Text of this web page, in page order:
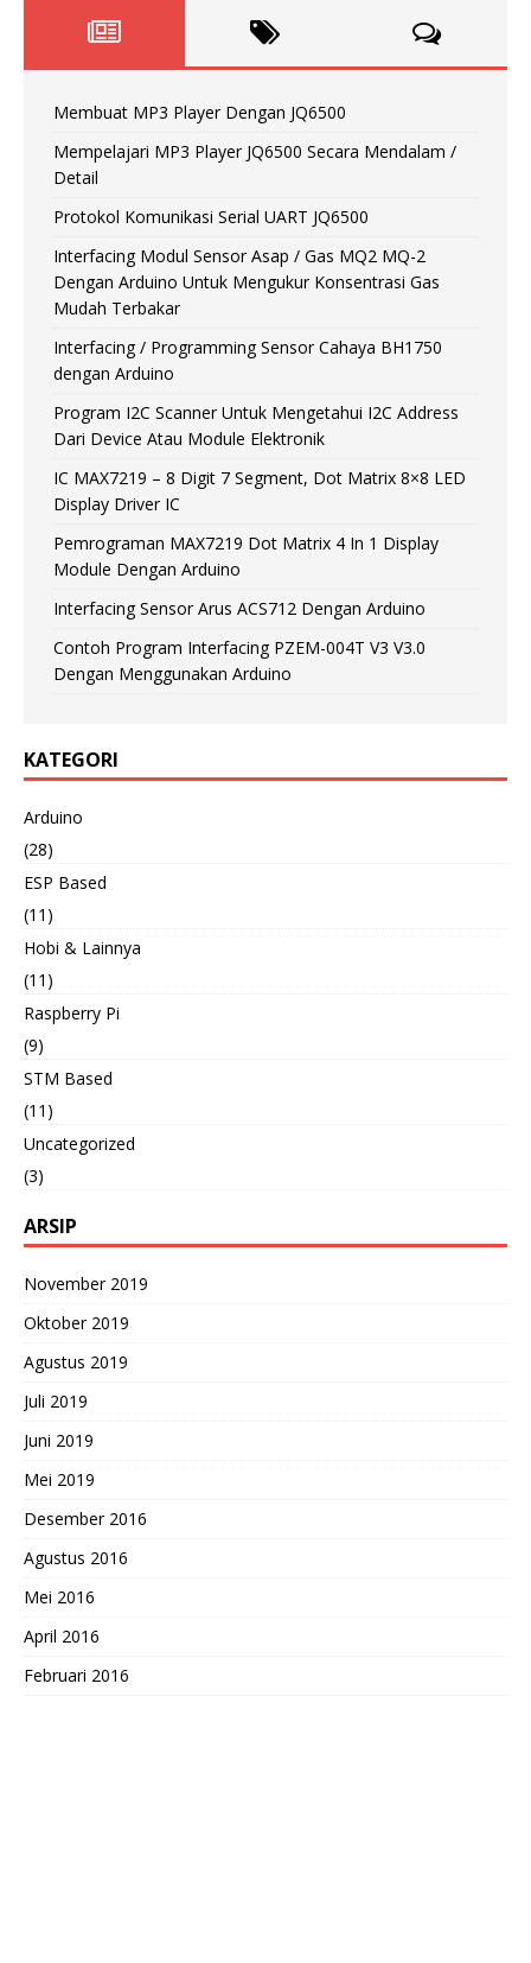
Membuat MP3 Player Dengan JQ6500
Mempelajari MP3 Player JQ6500 Secara Mendalam /
Detail
Protokol Komunikasi Serial UART JQ6500
Interfacing Modul Sensor Asap / Gas MQ2 MQ-2
Dengan Arduino Untuk Mengukur Konsentrasi Gas
Mudah Terbakar
Interfacing / Programming Sensor Cahaya BH1750
dengan Arduino
Program I2C Scanner Untuk Mengetahui I2C Address
Dari Device Atau Module Elektronik
IC MAX7219 – 8 Digit 7 Segment, Dot Matrix 8×8 LED
Display Driver IC
Pemrograman MAX7219 Dot Matrix 4 In 1 Display
Module Dengan Arduino
Interfacing Sensor Arus ACS712 Dengan Arduino
Contoh Program Interfacing PZEM-004T V3 V3.0
Dengan Menggunakan Arduino
KATEGORI
Arduino
(28)
ESP Based
(11)
Hobi & Lainnya
(11)
Raspberry Pi
(9)
STM Based
(11)
Uncategorized
(3)
ARSIP
November 2019
Oktober 2019
Agustus 2019
Juli 2019
Juni 2019
Mei 2019
Desember 2016
Agustus 2016
Mei 2016
April 2016
Februari 2016